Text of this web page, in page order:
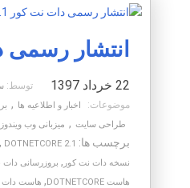
22 خرداد 1397 توسط:
موضوعات: اخبار و اطلاعیه ها ,
طراحی سایت , میزبانی وب ویندوز
برچسب ها: , DOTNETCORE 2.1
نسخه دات نت کور , بروزرسانی دات
هاست DOTNETCORE , هاست دات